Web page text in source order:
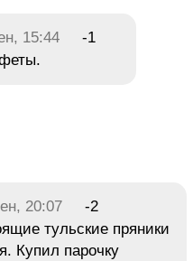
15:44
-1
20:07
-2
тульские пряники
Купил парочку